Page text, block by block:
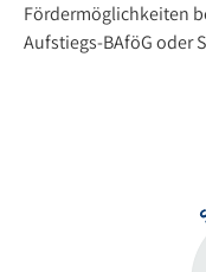
Fördermöglichkeiten
Aufstiegs-BAföG oder